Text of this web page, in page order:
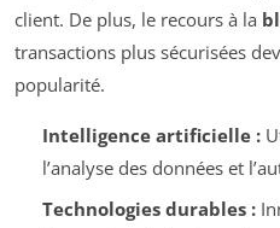
client. De plus, le recours à la
transactions plus sécurisées
popularité.
Intelligence artificielle :
l’analyse des données et
Technologies durables :